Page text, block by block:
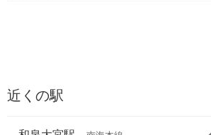
近くの駅